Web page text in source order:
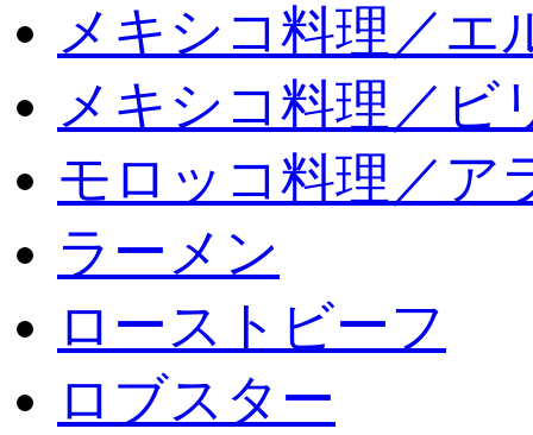
メキシコ料理／エ
メキシコ料理／ビ
モロッコ料理／ア
ラーメン
ローストビーフ
ロブスター